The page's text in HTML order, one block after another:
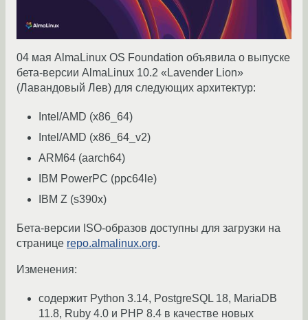
04 мая AlmaLinux OS Foundation объявила о выпуске
бета-версии AlmaLinux 10.2 «Lavender Lion»
(Лавандовый Лев) для следующих архитектур:
Intel/AMD (x86_64)
Intel/AMD (x86_64_v2)
ARM64 (aarch64)
IBM PowerPC (ppc64le)
IBM Z (s390x)
Бета-версии ISO-образов доступны для загрузки на
странице repo.almalinux.org.
Изменения:
содержит Python 3.14, PostgreSQL 18, MariaDB
11.8, Ruby 4.0 и PHP 8.4 в качестве новых